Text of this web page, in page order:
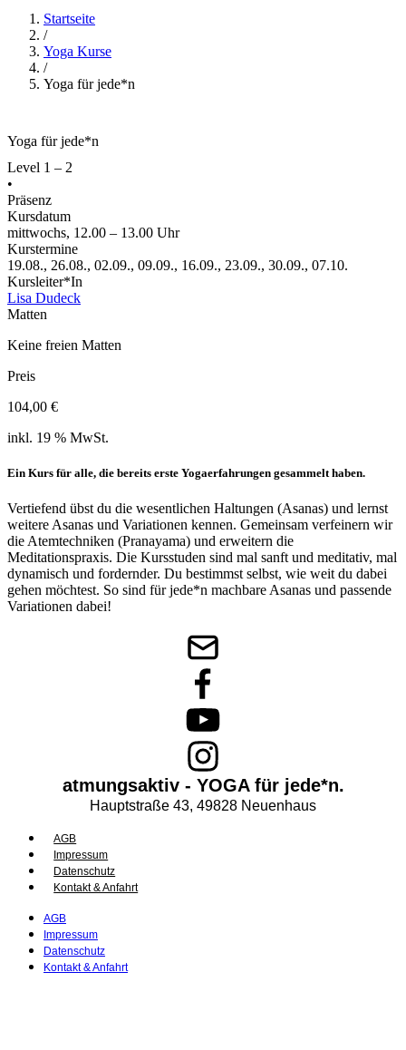
Startseite
/
Yoga Kurse
/
Yoga für jede*n
Yoga für jede*n
Level 1 – 2
•
Präsenz
Kursdatum
mittwochs, 12.00 – 13.00 Uhr
Kurstermine
19.08., 26.08., 02.09., 09.09., 16.09., 23.09., 30.09., 07.10.
Kursleiter*In
Lisa Dudeck
Matten
Keine freien Matten
Preis
104,00 €
inkl. 19 % MwSt.
Ein Kurs für alle, die bereits erste Yogaerfahrungen gesammelt haben.
Vertiefend übst du die wesentlichen Haltungen (Asanas) und lernst
weitere Asanas und Variationen kennen. Gemeinsam verfeinern wir
die Atemtechniken (Pranayama) und erweitern die
Meditationspraxis. Die Kursstuden sind mal sanft und meditativ, mal
dynamisch und fordernder. Du bestimmst selbst, wie weit du dabei
gehen möchtest. So sind für jede*n machbare Asanas und passende
Variationen dabei!
atmungsaktiv - YOGA für jede*n.
Hauptstraße 43, 49828 Neuenhaus
AGB
Impressum
Datenschutz
Kontakt & Anfahrt
AGB
Impressum
Datenschutz
Kontakt & Anfahrt